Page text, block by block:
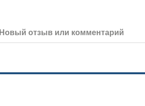
Новый отзыв или комментарий